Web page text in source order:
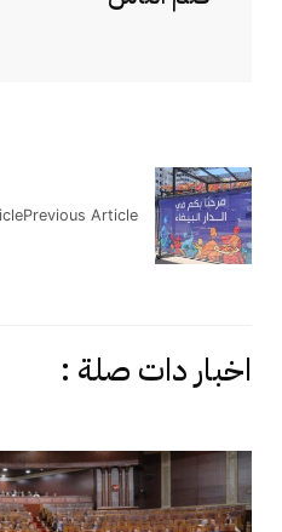
Previous Article
اخبار دات صلة :